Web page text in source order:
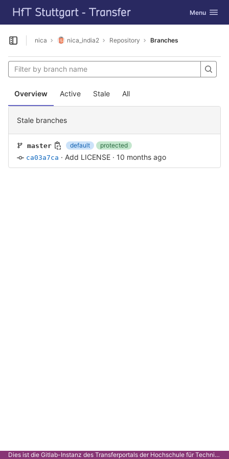
Skip to content
GitLab Toggle
Menu
Open sidebar
nica nica_india2 Repository Branches
Overview Active Stale All
Stale branches
master default
protected
ca03a7ca · Add LICENSE · 10 months ago
Dies ist die Gitlab-Instanz des Transferportals der Hochschule für Technik Stuttgart.